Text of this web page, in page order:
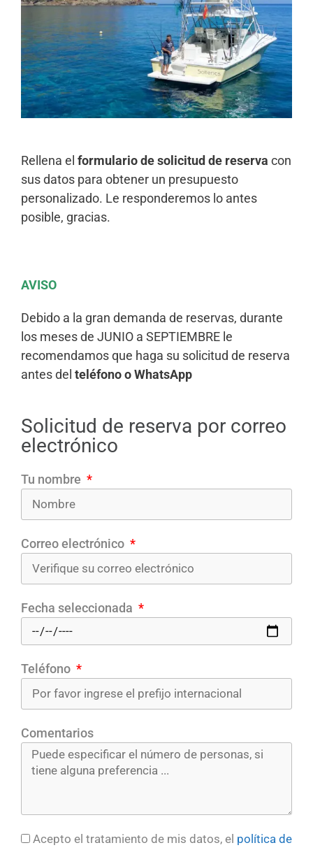
Rellena el formulario de solicitud de reserva con
sus datos para obtener un presupuesto
personalizado. Le responderemos lo antes
posible, gracias.
AVISO
Debido a la gran demanda de reservas, durante
los meses de JUNIO a SEPTIEMBRE le
recomendamos que haga su solicitud de reserva
antes del teléfono o WhatsApp
Solicitud de reserva por correo
electrónico
Tu nombre
Correo electrónico
Fecha seleccionada
Teléfono
Comentarios
Acepto el tratamiento de mis datos, el política de